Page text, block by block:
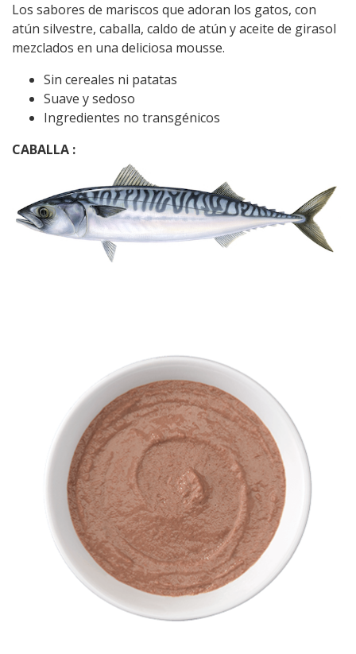
Los sabores de mariscos que adoran los gatos, con
atún silvestre, caballa, caldo de atún y aceite de girasol
mezclados en una deliciosa mousse.
Sin cereales ni patatas
Suave y sedoso
Ingredientes no transgénicos
CABALLA :